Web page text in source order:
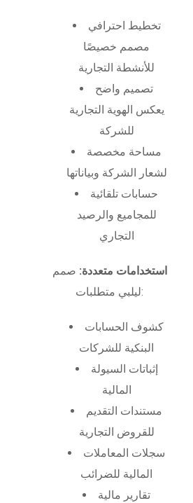
تخطيط احترافي
مصمم خصيصًا
للأنشطة التجارية
تصميم واضح
يعكس الهوية التجارية
للشركة
مساحة مخصصة
لشعار الشركة وبياناتها
حسابات تلقائية
للمجاميع والرصيد
التجاري
استخدامات متعددة: صمم
ليلبي متطلبات:
كشوف الحسابات
البنكية للشركات
إثباتات السيولة
المالية
مستندات التقديم
للقروض التجارية
سجلات المعاملات
المالية للضرائب
تقارير مالية